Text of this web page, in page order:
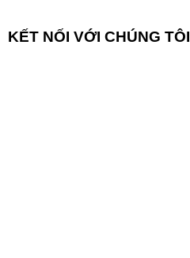
KẾT NỐI VỚI CHÚNG TÔI